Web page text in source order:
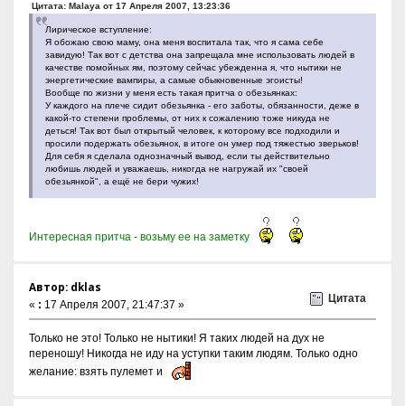
Цитата: Malaya от 17 Апреля 2007, 13:23:36
Лирическое вступление:
Я обожаю свою маму, она меня воспитала так, что я сама себе
завидую! Так вот с детства она запрещала мне использовать людей в
качестве помойных ям, поэтому сейчас убежденна я, что нытики не
энергетические вампиры, а самые обыкновенные эгоисты!
Вообще по жизни у меня есть такая притча о обезьянках:
У каждого на плече сидит обезьянка - его заботы, обязанности, деже в
какой-то степени проблемы, от них к сожалению тоже никуда не
деться! Так вот был открытый человек, к которому все подходили и
просили подержать обезьянок, в итоге он умер под тяжестью зверьков!
Для себя я сделала однозначный вывод, если ты действительно
любишь людей и уважаешь, никогда не нагружай их "своей
обезьянкой", а ещё не бери чужих!
Интересная притча - возьму ее на заметку
Автор: dklas
« : 17 Апреля 2007, 21:47:37 »
Цитата
Только не это! Только не нытики! Я таких людей на дух не
переношу! Никогда не иду на уступки таким людям. Только одно
желание: взять пулемет и